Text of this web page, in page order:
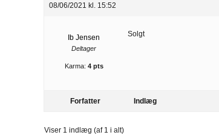
08/06/2021 kl. 15:52
Ib Jensen
Deltager
Karma: 4 pts
Solgt
Forfatter Indlæg
Viser 1 indlæg (af 1 i alt)